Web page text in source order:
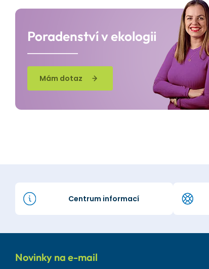
Poradenství v ekologii
Mám dotaz
Centrum informací
Novinky na e-mail